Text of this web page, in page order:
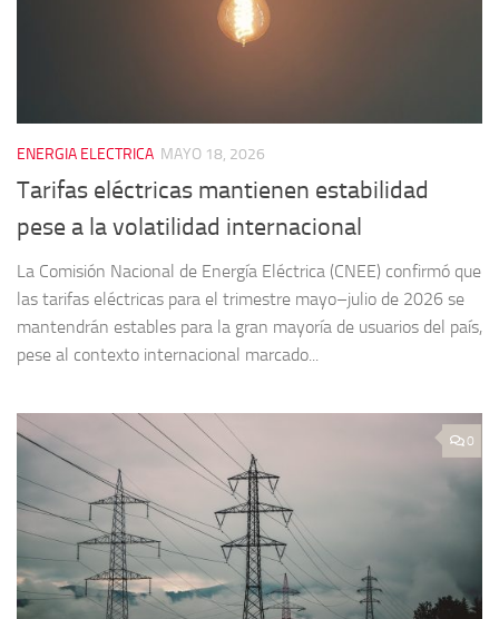
ENERGIA ELECTRICA MAYO 18, 2026
Tarifas eléctricas mantienen estabilidad
pese a la volatilidad internacional
La Comisión Nacional de Energía Eléctrica (CNEE) confirmó que
las tarifas eléctricas para el trimestre mayo–julio de 2026 se
mantendrán estables para la gran mayoría de usuarios del país,
pese al contexto internacional marcado...
0